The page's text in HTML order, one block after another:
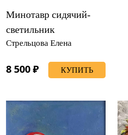
Минотавр сидячий-
светильник
Стрельцова Елена
8 500 ₽ КУПИТЬ